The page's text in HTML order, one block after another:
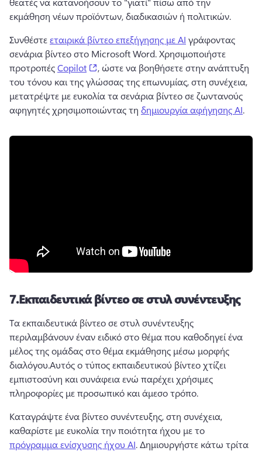
εκμάθηση νέων προϊόντων, διαδικασιών ή πολιτικών.
Συνθέστε εταιρικά βίντεο επεξήγησης με AI γράφοντας
σενάρια βίντεο στο Microsoft Word. Χρησιμοποιήστε
προτροπές Copilot (opens in a new tab)
, ώστε να βοηθήσετε στην ανάπτυξη
του τόνου και της γλώσσας της επωνυμίας, στη συνέχεια,
μετατρέψτε με ευκολία τα σενάρια βίντεο σε ζωντανούς
αφηγητές χρησιμοποιώντας τη δημιουργία αφήγησης AI.
7.Εκπαιδευτικά βίντεο σε στυλ συνέντευξης
Τα εκπαιδευτικά βίντεο σε στυλ συνέντευξης
περιλαμβάνουν έναν ειδικό στο θέμα που καθοδηγεί ένα
μέλος της ομάδας στο θέμα εκμάθησης μέσω μορφής
διαλόγου.Αυτός ο τύπος εκπαιδευτικού βίντεο χτίζει
εμπιστοσύνη και συνάφεια ενώ παρέχει χρήσιμες
πληροφορίες με προσωπικό και άμεσο τρόπο.
Καταγράψτε ένα βίντεο συνέντευξης, στη συνέχεια,
καθαρίστε με ευκολία την ποιότητα ήχου με το
πρόγραμμα ενίσχυσης ήχου AI. Δημιουργήστε κάτω τρίτα